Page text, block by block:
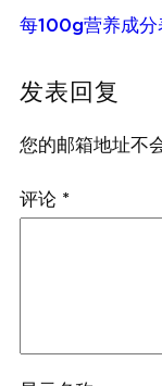
每100g营养成分
发表回复
您的邮箱地址不
评论 *